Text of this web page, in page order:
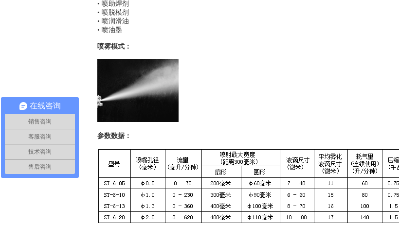
• 喷助焊剂
• 喷脱模剂
• 喷润滑油
• 喷油墨
喷雾模式：
参数数据：
在线咨询
销售咨询
客服咨询
技术咨询
售后咨询